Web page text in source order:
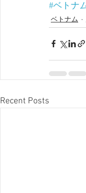
#ベトナ
ベトナム
Recent Posts